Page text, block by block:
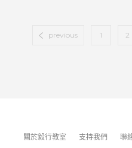
previous 1 2
關於毅行教室 支持我們 聯